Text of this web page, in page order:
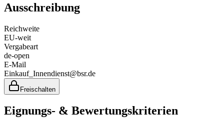
Ausschreibung
Reichweite
EU-weit
Vergabeart
de-open
E-Mail
Einkauf_Innendienst@bsr.de
Freischalten
Eignungs- & Bewertungskriterien